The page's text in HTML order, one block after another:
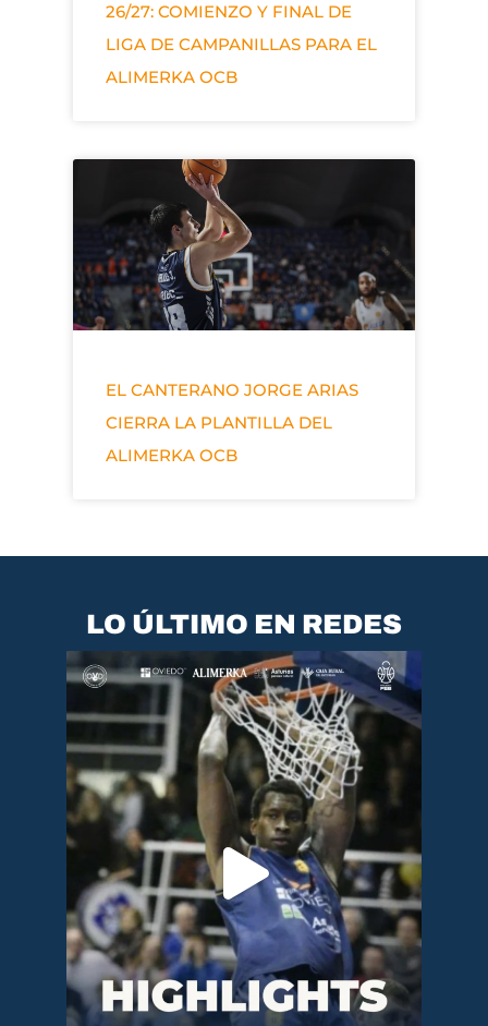
26/27: COMIENZO Y FINAL DE
LIGA DE CAMPANILLAS PARA EL
ALIMERKA OCB
EL CANTERANO JORGE ARIAS
CIERRA LA PLANTILLA DEL
ALIMERKA OCB
LO ÚLTIMO EN REDES